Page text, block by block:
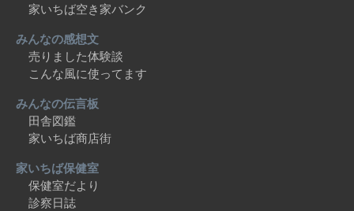
家いちば空き家バンク
みんなの感想文
売りました体験談
こんな風に使ってます
みんなの伝言板
田舎図鑑
家いちば商店街
家いちば保健室
保健室だより
診察日誌